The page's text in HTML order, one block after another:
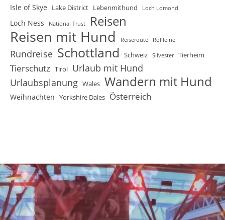
Isle of Skye Lake District Lebenmithund Loch Lomond
Loch Ness National Trust Reisen
Reisen mit Hund Reiseroute Rollleine
Rundreise Schottland Schweiz Silvester Tierheim
Tierschutz Tirol Urlaub mit Hund
Urlaubsplanung Wales Wandern mit Hund
Weihnachten Yorkshire Dales Österreich